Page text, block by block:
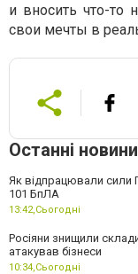
и вносить что-то
свои мечты в
Останні новини
Як відпрацювали сили
101 БпЛА
13:42,Сьогодні
Росіяни знищили
атакував бізнеси
10:34,Сьогодні